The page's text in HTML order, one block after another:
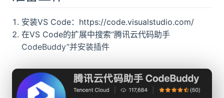
安装VS Code：https://code.visualstudio.com/
在VS Code的扩展中搜索“腾讯云代码助手
CodeBuddy”并安装插件